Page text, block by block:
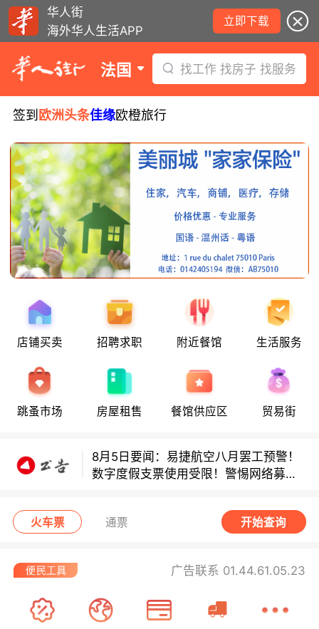
华人街
海外华人生活APP
立即下载
法国 找工作 找房子 找服务
签到 欧洲头条佳缘欧橙旅行
店铺买卖 招聘求职 附近餐馆 生活服务
跳蚤市场 房屋租售 餐馆供应区 贸易街
8月5日要闻：易捷航空八月罢工预警！
数字度假支票使用受限！警惕网络募捐
骗局！
无栏杆收费站逃费将重罚！
多款避孕套因安全缺陷召回！
8月5日要闻：易捷航空八月罢工预警！
数字度假支票使用受限！警惕网络募捐
骗局！
无栏杆收费站逃费将重罚！
火车票 通票 开始查询
广告联系 01.44.61.05.23